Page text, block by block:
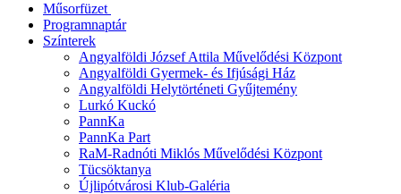
Műsorfüzet
Programnaptár
Színterek
Angyalföldi József Attila Művelődési Központ
Angyalföldi Gyermek- és Ifjúsági Ház
Angyalföldi Helytörténeti Gyűjtemény
Lurkó Kuckó
PannKa
PannKa Part
RaM-Radnóti Miklós Művelődési Központ
Tücsöktanya
Újlipótvárosi Klub-Galéria